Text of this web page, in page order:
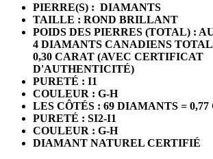
PIERRE(S) : DIAMANTS
TAILLE : ROND BRILLANT
POIDS DES PIERRES (TOTAL) :
4 DIAMANTS CANADIENS
0,30 CARAT (AVEC CERTIFICAT
D'AUTHENTICITÉ)
PURETÉ : I1
COULEUR : G-H
LES CÔTÉS : 69 DIAMANTS =
PURETÉ : SI2-I1
COULEUR : G-H
DIAMANT NATUREL CERTIFIÉ